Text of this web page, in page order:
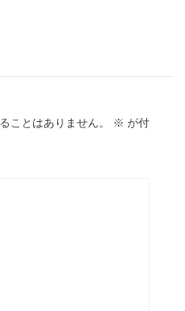
ことはありません。 ※ が付